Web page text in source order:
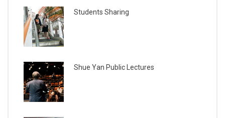
Students Sharing
Shue Yan Public Lectures